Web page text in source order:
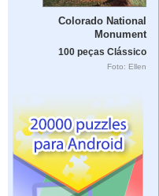
Colorado National
Monument
100 peças Clássico
Foto: Ellen